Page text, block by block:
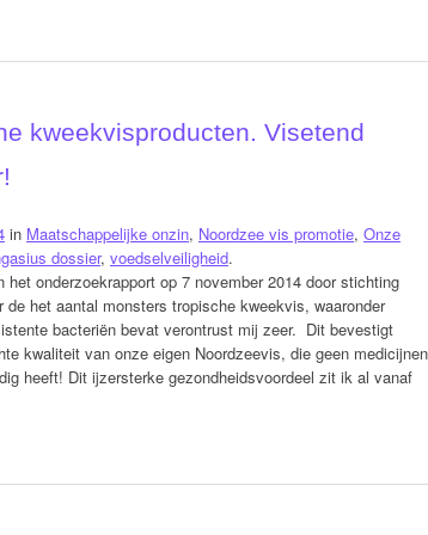
kweekvisproducten. Visetend
in Maatschappelijke onzin, Noordzee vis promotie, Onze
dossier, voedselveiligheid.
het onderzoekrapport op 7 november 2014 door stichting
de het aantal monsters tropische kweekvis, waaronder
bacteriën bevat verontrust mij zeer. Dit bevestigt
kwaliteit van onze eigen Noordzeevis, die geen medicijnen
heeft! Dit ijzersterke gezondheidsvoordeel zit ik al vanaf